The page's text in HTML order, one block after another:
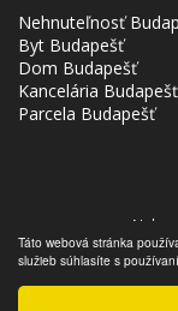
Táto webová stránka
služieb súhlasíte s
Nehnuteľnosť
Byt Budapešť
Dom Budapešť
Kancelária Budapešť
Parcela Budapešť
-